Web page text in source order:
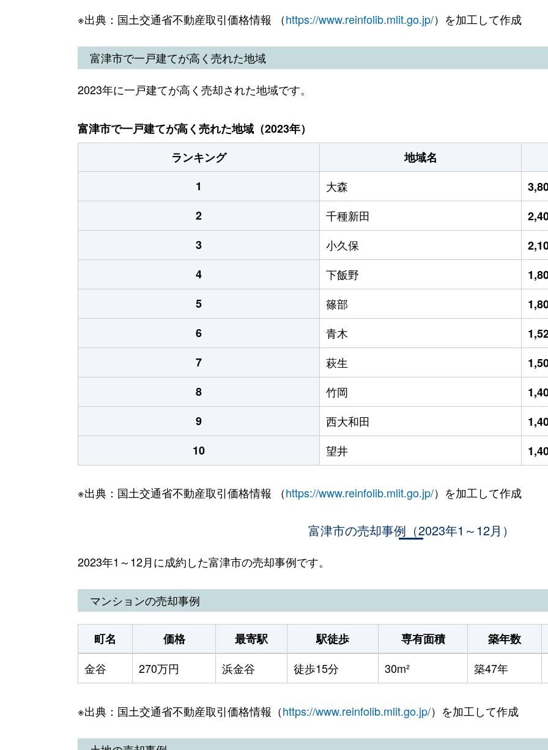
※出典：国土交通省不動産取引価格情報 （https://www.reinfolib.mlit.go.jp/）を加工して作成
富津市で一戸建てが高く売れた地域
2023年に一戸建てが高く売却された地域です。
富津市で一戸建てが高く売れた地域（2023年）
ランキング
地域名
1
大森
2
千種新田
3
小久保
4
下飯野
5
篠部
6
青木
7
萩生
8
竹岡
9
西大和田
10
望井
※出典：国土交通省不動産取引価格情報 （https://www.reinfolib.mlit.go.jp/）を加工して作成
富津市の売却事例（2023年1～12月）
2023年1～12月に成約した富津市の売却事例です。
マンションの売却事例
町名 価格 最寄駅 駅徒歩 専有面積 築年数
金谷
270万円 浜金谷 徒歩15分 30m² 築47年
※出典：国土交通省不動産取引価格情報（https://www.reinfolib.mlit.go.jp/）を加工して作成